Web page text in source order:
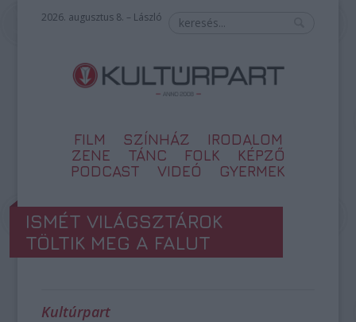
2026. augusztus 8. – László
FILM SZÍNHÁZ
IRODALOM
ZENE
TÁNC FOLK
KÉPZŐ
PODCAST
VIDEÓ GYERMEK
ISMÉT VILÁGSZTÁROK
TÖLTIK MEG A FALUT
Kultúrpart